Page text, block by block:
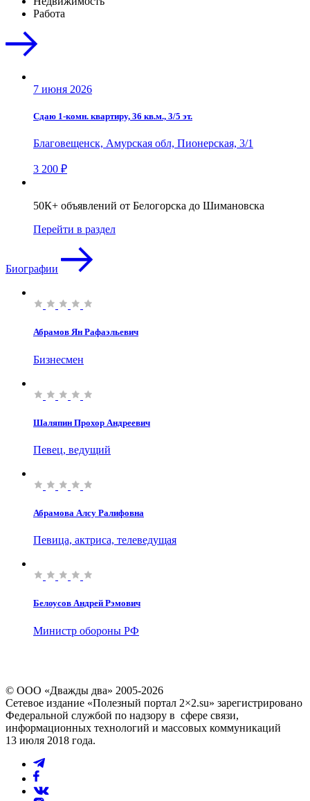
Работа
7 июня 2026
Сдаю 1-комн. квартиру, 36 кв.м., 3/5 эт.
Благовещенск, Амурская обл, Пионерская, 3/1
3 200 ₽
50К+ объявлений от Белогорска до Шимановска
Перейти в раздел
Биографии
Абрамов Ян Рафаэльевич
Бизнесмен
Шаляпин Прохор Андреевич
Певец, ведущий
Абрамова Алсу Ралифовна
Певица, актриса, телеведущая
Белоусов Андрей Рэмович
Министр обороны РФ
© ООО «Дважды два» 2005-2026
Сетевое издание «Полезный портал 2×2.su» зарегистрировано
Федеральной службой по надзору в сфере связи,
информационных технологий и массовых коммуникаций
13 июля 2018 года.